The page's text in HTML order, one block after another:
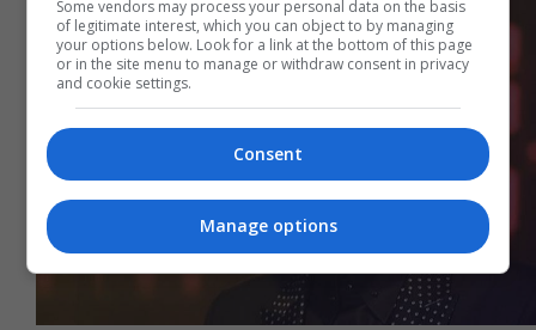
Some vendors may process your personal data on the basis
of legitimate interest, which you can object to by managing
your options below. Look for a link at the bottom of this page
or in the site menu to manage or withdraw consent in privacy
and cookie settings.
Consent
Manage options